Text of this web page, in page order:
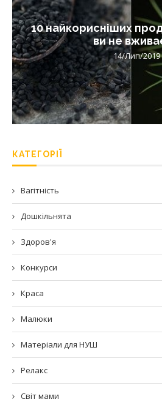
10 найкорисніших
ви не
14/Лип/2019
КАТЕГОРІЇ
Вагітність
Дошкільнята
Здоров'я
Конкурси
Краса
Малюки
Матеріали для НУШ
Релакс
Світ мами